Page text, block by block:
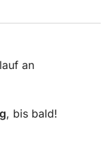
an
, bis bald!